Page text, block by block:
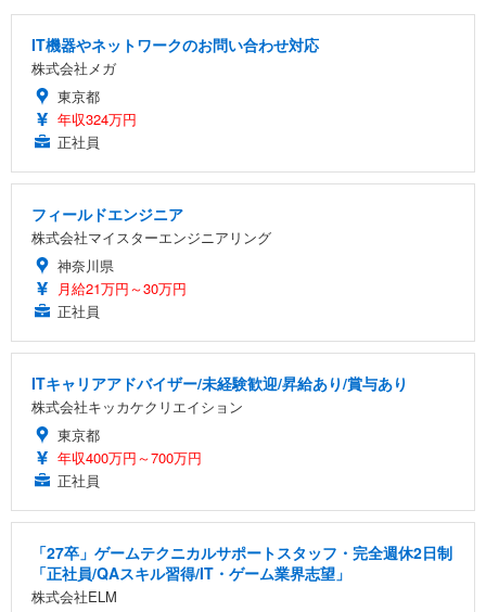
IT機器やネットワークのお問い合わせ対応
株式会社メガ
東京都
年収324万円
正社員
フィールドエンジニア
株式会社マイスターエンジニアリング
神奈川県
月給21万円～30万円
正社員
ITキャリアアドバイザー/未経験歓迎/昇給あり/賞与あり
株式会社キッカケクリエイション
東京都
年収400万円～700万円
正社員
「27卒」ゲームテクニカルサポートスタッフ・完全週休2日制
「正社員/QAスキル習得/IT・ゲーム業界志望」
株式会社ELM